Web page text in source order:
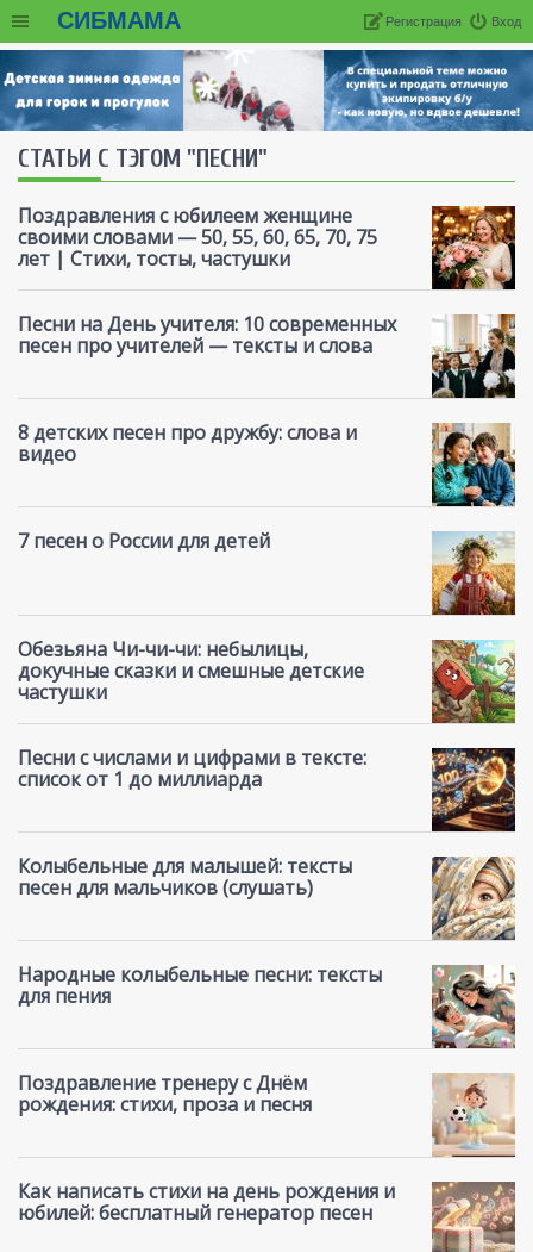
СИБМАМА Вход
Регистрация
СТАТЬИ С ТЭГОМ "ПЕСНИ"
Поздравления с юбилеем женщине
своими словами — 50, 55, 60, 65, 70, 75
лет | Стихи, тосты, частушки
Песни на День учителя: 10 современных
песен про учителей — тексты и слова
8 детских песен про дружбу: слова и
видео
7 песен о России для детей
Обезьяна Чи-чи-чи: небылицы,
докучные сказки и смешные детские
частушки
Песни с числами и цифрами в тексте:
список от 1 до миллиарда
Колыбельные для малышей: тексты
песен для мальчиков (слушать)
Народные колыбельные песни: тексты
для пения
Поздравление тренеру с Днём
рождения: стихи, проза и песня
Как написать стихи на день рождения и
юбилей: бесплатный генератор песен